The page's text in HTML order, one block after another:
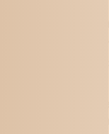
Giá thành hợp
hơn so với
pháp pha như
Body dày và
dùng trong